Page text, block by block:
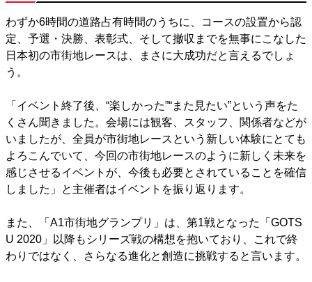
わずか6時間の道路占有時間のうちに、コースの設置から認
定、予選・決勝、表彰式、そして撤収までを無事にこなした
日本初の市街地レースは、まさに大成功だと言えるでしょ
う。
「イベント終了後、“楽しかった”“また見たい”という声をた
くさん聞きました。会場には観客、スタッフ、関係者などが
いましたが、全員が市街地レースという新しい体験にとても
よろこんでいて、今回の市街地レースのように新しく未来を
感じさせるイベントが、今後も必要とされていることを確信
しました」と主催者はイベントを振り返ります。
また、「A1市街地グランプリ」は、第1戦となった「GOTS
U 2020」以降もシリーズ戦の構想を抱いており、これで終
わりではなく、さらなる進化と創造に挑戦すると言います。